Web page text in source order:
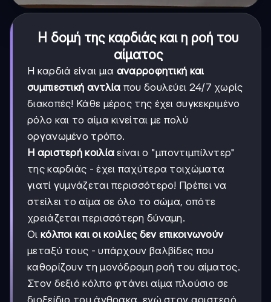
Η δομή της καρδιάς και η ροή του
αίματος
Η καρδιά είναι μια αναρροφητική και
συμπιεστική αντλία που δουλεύει 24/7 χωρίς
διακοπές! Κάθε μέρος της έχει συγκεκριμένο
ρόλο και το αίμα κινείται με πολύ
οργανωμένο τρόπο.
Η αριστερή κοιλία είναι ο "μποντιμπίλντερ"
της καρδιάς - έχει παχύτερα τοιχώματα
γιατί γυμνάζεται περισσότερο! Πρέπει να
στείλει το αίμα σε όλο το σώμα, οπότε
χρειάζεται περισσότερη δύναμη.
Οι κόλποι και οι κοιλίες δεν επικοινωνούν
μεταξύ τους - υπάρχουν βαλβίδες που
καθορίζουν τη μονόδρομη ροή του αίματος.
Στον δεξιό κόλπο φτάνει αίμα πλούσιο σε
διοξείδιο του άνθρακα, ενώ στον αριστερό